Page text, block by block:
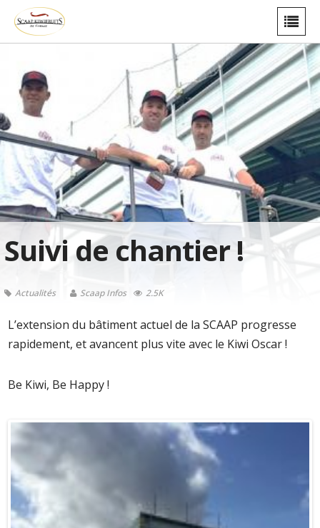
Suivi de chantier !
Actualités Scaap Infos 2.5K
L’extension du bâtiment actuel de la SCAAP progresse
rapidement, et avancent plus vite avec le Kiwi Oscar !
Be Kiwi, Be Happy !